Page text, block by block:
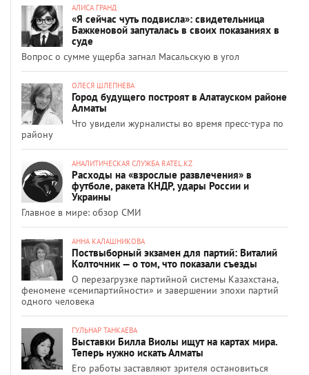
АЛИСА ГРАНД
«Я сейчас чуть подвисла»: свидетельница
Бажкеновой запуталась в своих показаниях в
суде
Вопрос о сумме ущерба загнал Масальскую в угол
ОЛЕСЯ ШЛЕПНЕВА
Город будущего построят в Алатауском районе
Алматы
Что увидели журналисты во время пресс-тура по
району
АНАЛИТИЧЕСКАЯ СЛУЖБА RATEL.KZ
Расходы на «взрослые развлечения» в
футболе, ракета КНДР, удары России и
Украины
Главное в мире: обзор СМИ
АННА КАЛАШНИКОВА
Поствыборный экзамен для партий: Виталий
Колточник — о том, что показали съезды
О перезагрузке партийной системы Казахстана,
феномене «семипартийности» и завершении эпохи партий
одного человека
ГУЛЬНАР ТАНКАЕВА
Выставки Билла Виолы ищут на картах мира.
Теперь нужно искать Алматы
Его работы заставляют зрителя остановиться